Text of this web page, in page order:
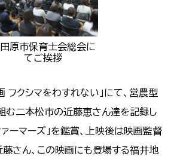
原市保育士会総会に
てご挨拶
クシマをわすれない」にて、営農型
む二本松市の近藤恵さん達を記録し
ーマーズ」を鑑賞、上映後は映画監督
藤さん、この映画にも登場する福井地